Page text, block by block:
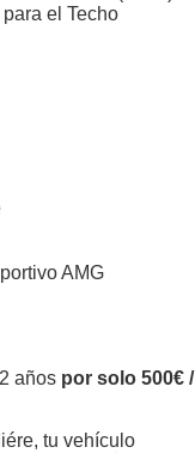
el Techo
AMG
años por solo 500€ /
tu vehículo